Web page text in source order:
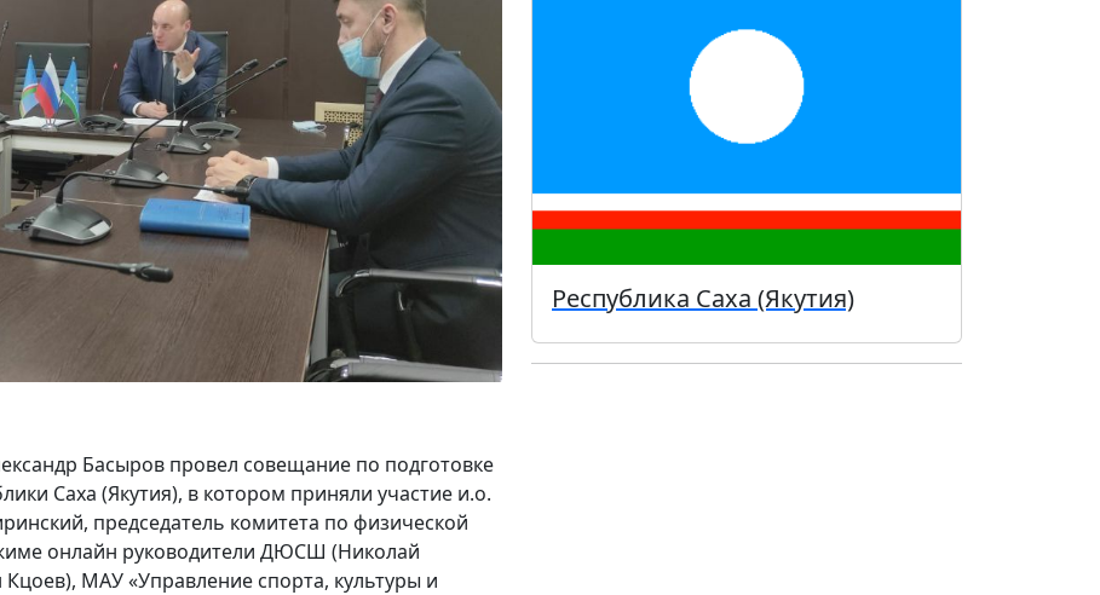
Басыров провел совещание по подготовке
Саха (Якутия), в котором приняли участие и.о.
председатель комитета по физической
онлайн руководители ДЮСШ (Николай
МАУ «Управление спорта, культуры и
Республика Саха (Якутия)